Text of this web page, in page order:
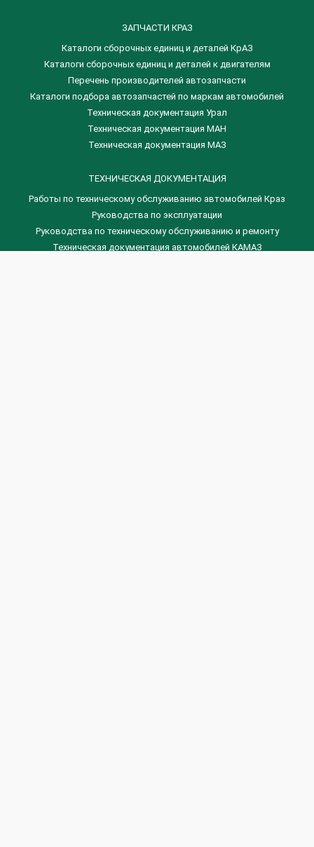
ЗАПЧАСТИ КРАЗ
Каталоги сборочных единиц и деталей КрАЗ
​Каталоги сборочных единиц и деталей к двигателям
Перечень производителей автозапчасти
Каталоги подбора автозапчастей по маркам автомобилей
Техническая документация Урал
Техническая документация МАН
Техническая документация МАЗ
ТЕХНИЧЕСКАЯ ДОКУМЕНТАЦИЯ
Работы по техническому обслуживанию автомобилей Краз
Руководства по эксплуатации
Руководства по техническому обслуживанию и ремонту
Техническая документация автомобилей КАМАЗ